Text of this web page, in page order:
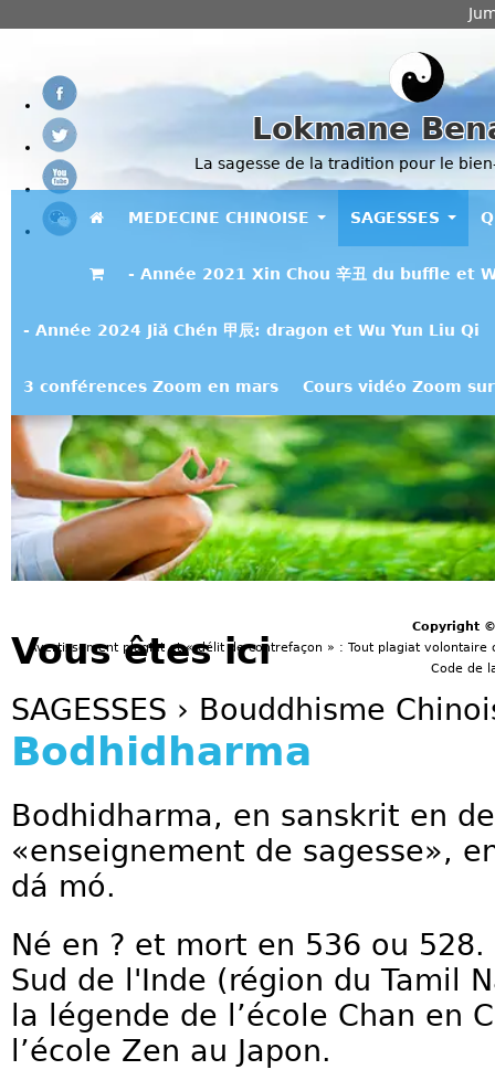
Lokmane
La sagesse de la tradition pour le
MEDECINE CHINOISE SAGESSES
- Année 2021 Xin Chou 辛丑 du buffle et
- Année 2024 Jiǎ Chén 甲辰: dragon et Wu Yun Liu Qi
3 conférences Zoom en mars Cours vidéo Zoom
Vous êtes ici
SAGESSES › Bouddhisme
Bodhidharma
Bodhidharma, en sanskrit en
«enseignement de sagesse»,
dá mó.
Né en ? et mort en 536 ou
Sud de l'Inde (région du Tamil
la légende de l’école Chan en
l’école Zen au Japon.
Copyright
Avertissement plagiat et « délit de contrefaçon » : Tout plagiat
Code de